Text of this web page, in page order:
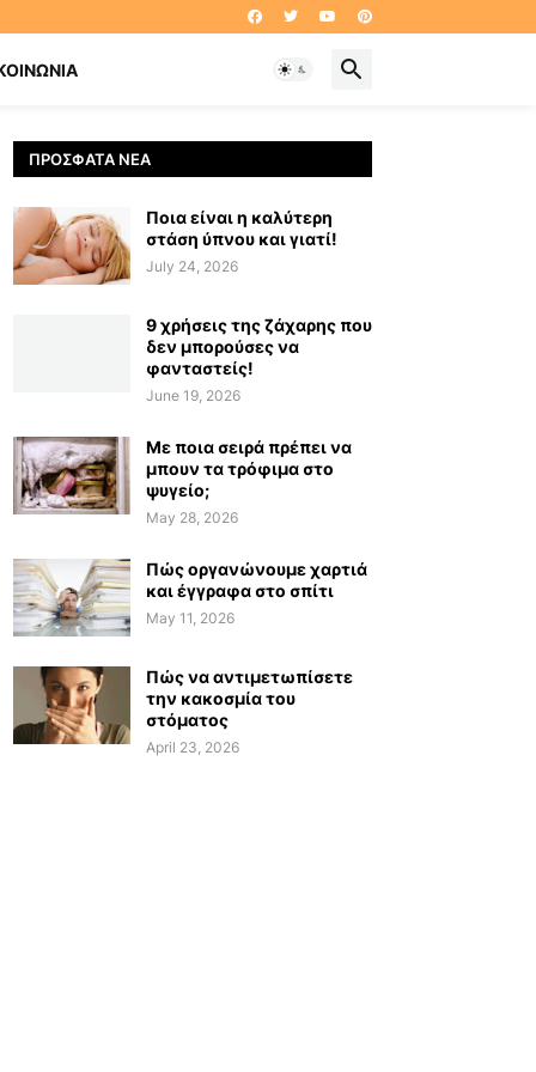
ΠΡΌΣΦΑΤΑ ΝΈΑ
Ποια είναι η καλύτερη
στάση ύπνου και γιατί!
July 24, 2026
9 χρήσεις της ζάχαρης που
δεν μπορούσες να
φανταστείς!
June 19, 2026
Με ποια σειρά πρέπει να
μπουν τα τρόφιμα στο
ψυγείο;
May 28, 2026
Πώς οργανώνουμε χαρτιά
και έγγραφα στο σπίτι
May 11, 2026
Πώς να αντιμετωπίσετε
την κακοσμία του
στόματος
April 23, 2026